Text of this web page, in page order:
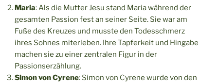
Maria: Als die Mutter Jesu stand Maria während der
gesamten Passion fest an seiner Seite. Sie war am
Fuße des Kreuzes und musste den Todesschmerz
ihres Sohnes miterleben. Ihre Tapferkeit und Hingabe
machen sie zu einer zentralen Figur in der
Passionserzählung.
Simon von Cyrene: Simon von Cyrene wurde von den